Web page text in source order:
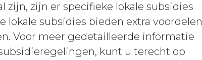
zijn er specifieke lokale subsidies
lokale subsidies bieden extra voordelen
Voor meer gedetailleerde informatie
kunt u terecht op